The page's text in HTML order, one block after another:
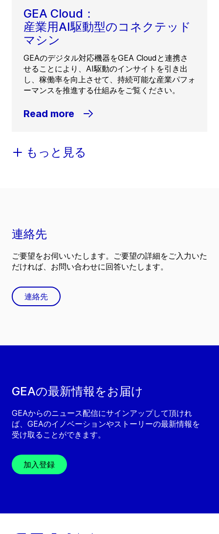
GEA Cloud：
産業用AI駆動型のコネクテッド
マシン
GEAのデジタル対応機器をGEA Cloudと連携さ
せることにより、AI駆動のインサイトを引き出
し、稼働率を向上させて、持続可能な産業パフォ
ーマンスを推進する仕組みをご覧ください。
Read more
もっと見る
GEAの最新情報をお届け
GEAからのニュース配信にサインアップして頂けれ
ば、GEAのイノベーションやストーリーの最新情報を
受け取ることができます。
加入登録
連絡先
ご要望をお伺いいたします。ご要望の詳細をご入力いた
だければ、お問い合わせに回答いたします。
連絡先